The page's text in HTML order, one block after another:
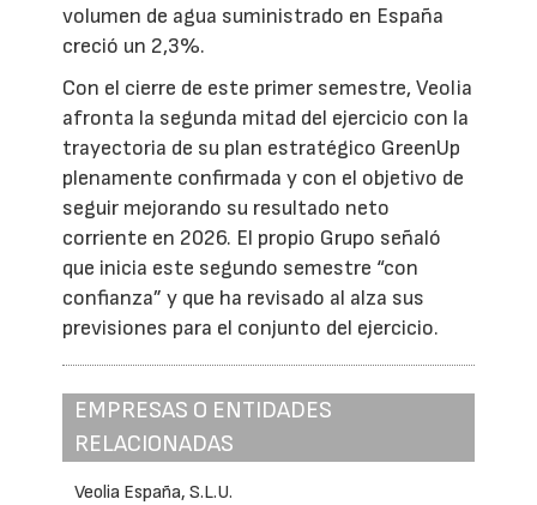
volumen de agua suministrado en España
creció un 2,3%.
Con el cierre de este primer semestre, Veolia
afronta la segunda mitad del ejercicio con la
trayectoria de su plan estratégico GreenUp
plenamente confirmada y con el objetivo de
seguir mejorando su resultado neto
corriente en 2026. El propio Grupo señaló
que inicia este segundo semestre “con
confianza” y que ha revisado al alza sus
previsiones para el conjunto del ejercicio.
EMPRESAS O ENTIDADES
RELACIONADAS
Veolia España, S.L.U.